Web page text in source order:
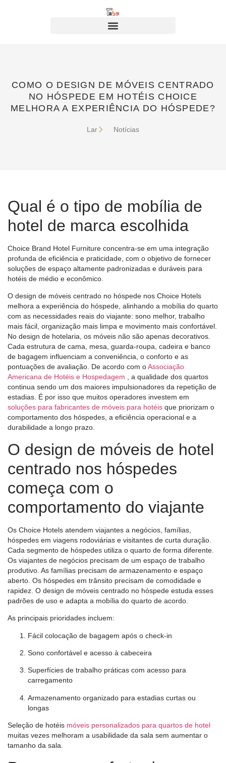
COMO O DESIGN DE MÓVEIS CENTRADO
NO HÓSPEDE EM HOTÉIS CHOICE
MELHORA A EXPERIÊNCIA DO HÓSPEDE?
Lar Notícias
Qual é o tipo de mobília de
hotel de marca escolhida
Choice Brand Hotel Furniture concentra-se em uma integração
profunda de eficiência e praticidade, com o objetivo de fornecer
soluções de espaço altamente padronizadas e duráveis ​​para
hotéis de médio e econômico.
O design de móveis centrado no hóspede nos Choice Hotels
melhora a experiência do hóspede, alinhando a mobília do quarto
com as necessidades reais do viajante: sono melhor, trabalho
mais fácil, organização mais limpa e movimento mais confortável.
No design de hotelaria, os móveis não são apenas decorativos.
Cada estrutura de cama, mesa, guarda-roupa, cadeira e banco
de bagagem influenciam a conveniência, o conforto e as
pontuações de avaliação. De acordo com oAssociação
Americana de Hotéis e Hospedagem , a qualidade dos quartos
continua sendo um dos maiores impulsionadores da repetição de
estadias. É por isso que muitos operadores investem em
soluções para fabricantes de móveis para hotéis que priorizam o
comportamento dos hóspedes, a eficiência operacional e a
durabilidade a longo prazo.
O design de móveis de hotel
centrado nos hóspedes
começa com o
comportamento do viajante
Os Choice Hotels atendem viajantes a negócios, famílias,
hóspedes em viagens rodoviárias e visitantes de curta duração.
Cada segmento de hóspedes utiliza o quarto de forma diferente.
Os viajantes de negócios precisam de um espaço de trabalho
produtivo. As famílias precisam de armazenamento e espaço
aberto. Os hóspedes em trânsito precisam de comodidade e
rapidez. O design de móveis centrado no hóspede estuda esses
padrões de uso e adapta a mobília do quarto de acordo.
As principais prioridades incluem:
Fácil colocação de bagagem após o check-in
Sono confortável e acesso à cabeceira
Superfícies de trabalho práticas com acesso para
carregamento
Armazenamento organizado para estadias curtas ou
longas
Seleção de hotéis móveis personalizados para quartos de hotel
muitas vezes melhoram a usabilidade da sala sem aumentar o
tamanho da sala.